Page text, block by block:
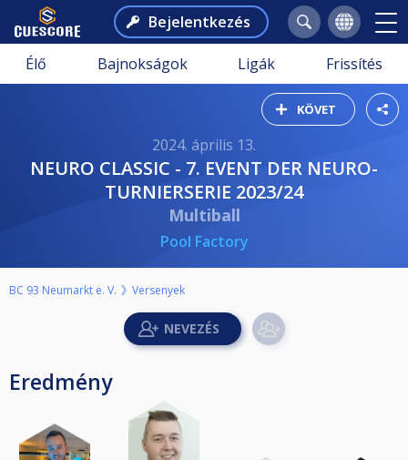
Bejelentkezés
Élő Bajnokságok Ligák Frissítés
KÖVET
2024. április 13.
NEURO CLASSIC - 7. EVENT DER NEURO-
TURNIERSERIE 2023/24
Multiball
Pool Factory
BC 93 Neumarkt e. V. Versenyek
Eredmény